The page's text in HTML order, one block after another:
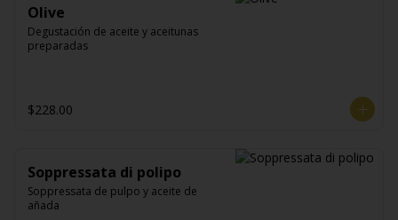
Olive
Degustación de aceite y aceitunas
preparadas
$228.00
Soppressata di polipo
Soppressata de pulpo y aceite de
añada